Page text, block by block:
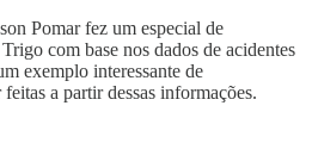
Pomar fez um especial de
com base nos dados de acidentes
exemplo interessante de
a partir dessas informações.